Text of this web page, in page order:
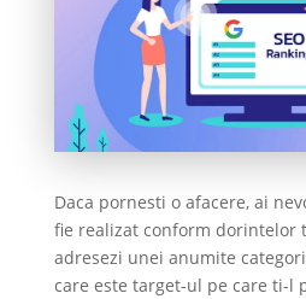
Daca pornesti o afacere, ai
fie realizat conform dorintelor
adresezi unei anumite
care este target-ul pe care ti-l